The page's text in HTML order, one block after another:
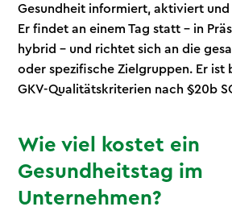
Gesundheit informiert, aktiviert
Er findet an einem Tag statt – in
hybrid – und richtet sich an die
oder spezifische Zielgruppen. Er ist
GKV-Qualitätskriterien nach §20b
Wie viel kostet ein
Gesundheitstag im
Unternehmen?